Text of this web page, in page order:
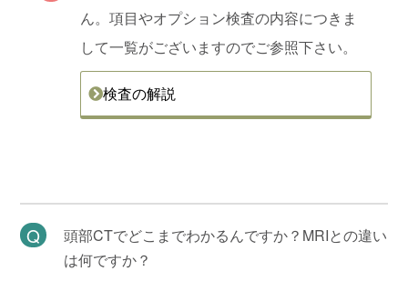
ん。項目やオプション検査の内容につきま
して一覧がございますのでご参照下さい。
検査の解説
頭部CTでどこまでわかるんですか？MRIとの違い
は何ですか？